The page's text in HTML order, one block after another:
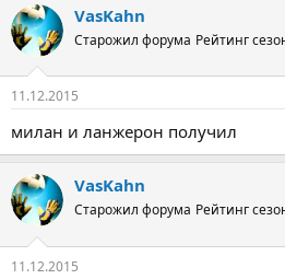
VasKahn
Старожил форума Рейтинг
11.12.2015
милан и ланжерон получил
VasKahn
Старожил форума Рейтинг
11.12.2015